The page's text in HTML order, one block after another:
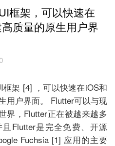
框架，可以快速在
质量的原生用户界
架 [4] ，可以快速在iOS和
用户界面。 Flutter可以与现
界，Flutter正在被越来越多
Flutter是完全免费、开源
Fuchsia [1] 应用的主要